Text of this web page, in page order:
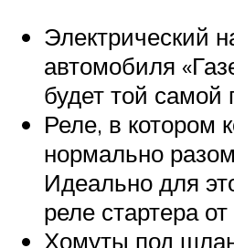
Электрический
автомобиля
будет той самой
Реле, в котором
нормально
Идеально для
реле стартера
Хомуты под